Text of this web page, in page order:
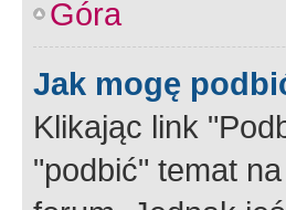
Góra
Jak mogę
Klikając link
"podbić" temat